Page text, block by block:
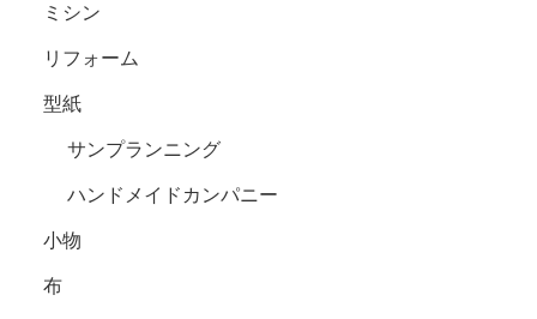
ミシン
リフォーム
型紙
サンプランニング
ハンドメイドカンパニー
小物
布